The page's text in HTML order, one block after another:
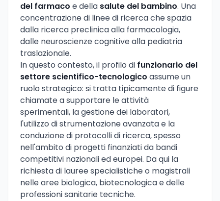
del farmaco e della salute del bambino. Una
concentrazione di linee di ricerca che spazia
dalla ricerca preclinica alla farmacologia,
dalle neuroscienze cognitive alla pediatria
traslazionale.
In questo contesto, il profilo di funzionario del
settore scientifico-tecnologico assume un
ruolo strategico: si tratta tipicamente di figure
chiamate a supportare le attività
sperimentali, la gestione dei laboratori,
l'utilizzo di strumentazione avanzata e la
conduzione di protocolli di ricerca, spesso
nell'ambito di progetti finanziati da bandi
competitivi nazionali ed europei. Da qui la
richiesta di lauree specialistiche o magistrali
nelle aree biologica, biotecnologica e delle
professioni sanitarie tecniche.